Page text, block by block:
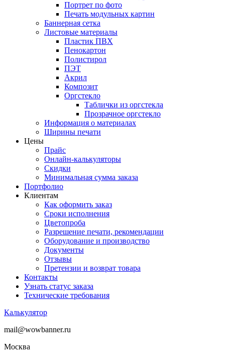
Портрет по фото
Печать модульных картин
Баннерная сетка
Листовые материалы
Пластик ПВХ
Пенокартон
Полистирол
ПЭТ
Акрил
Композит
Оргстекло
Таблички из оргстекла
Прозрачное оргстекло
Информация о материалах
Ширины печати
Цены
Прайс
Онлайн-калькуляторы
Скидки
Минимальная сумма заказа
Портфолио
Клиентам
Как оформить заказ
Сроки исполнения
Цветопроба
Разрешение печати, рекомендации
Оборудование и производство
Документы
Отзывы
Претензии и возврат товара
Контакты
Узнать статус заказа
Технические требования
Калькулятор
mail@wowbanner.ru
Москва